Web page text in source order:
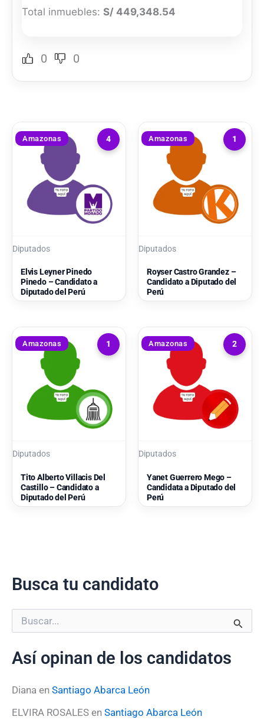
Total inmuebles: S/ 449,348.54
0 0
4
Amazonas
Diputados
Elvis Leyner Pinedo
Pinedo – Candidato a
Diputado del Perú
1
Amazonas
Diputados
Royser Castro Grandez –
Candidato a Diputado del
Perú
1
Amazonas
Diputados
Tito Alberto Villacis Del
Castillo – Candidato a
Diputado del Perú
2
Amazonas
Diputados
Yanet Guerrero Mego –
Candidata a Diputado del
Perú
Busca tu candidato
u
c
p
r
Así opinan de los candidatos
Diana en Santiago Abarca León
ELVIRA ROSALES en Santiago Abarca León